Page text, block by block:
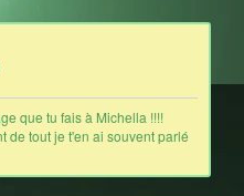
que tu fais à Michella !!!!
de tout je t'en ai souvent parlé